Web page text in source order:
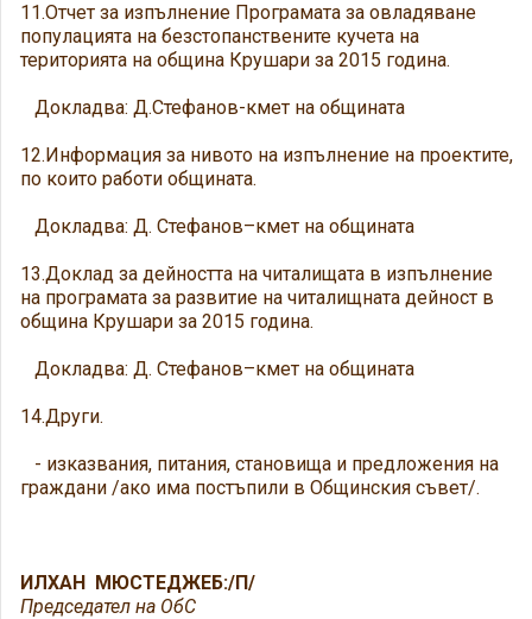
11.Отчет за изпълнение Програмата за овладяване
популацията на безстопанствените кучета на
територията на община Крушари за 2015 година.
Докладва: Д.Стефанов-кмет на общината
12.Информация за нивото на изпълнение на проектите,
по които работи общината.
Докладва: Д. Стефанов–кмет на общината
13.Доклад за дейността на читалищата в изпълнение
на програмата за развитие на читалищната дейност в
община Крушари за 2015 година.
Докладва: Д. Стефанов–кмет на общината
14.Други.
- изказвания, питания, становища и предложения на
граждани /ако има постъпили в Общинския съвет/.
ИЛХАН МЮСТЕДЖЕБ:/П/
Председател на ОбС